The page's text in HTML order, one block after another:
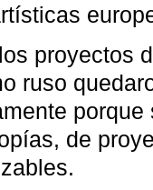
proyectos
ruso
porque
de